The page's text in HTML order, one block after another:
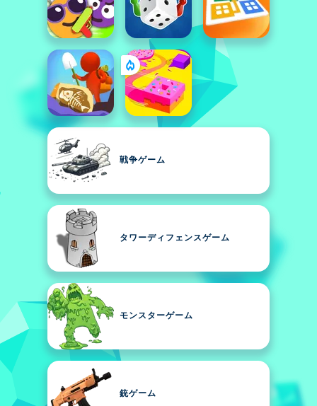
戦争ゲーム
タワーディフェンスゲーム
モンスターゲーム
銃ゲーム